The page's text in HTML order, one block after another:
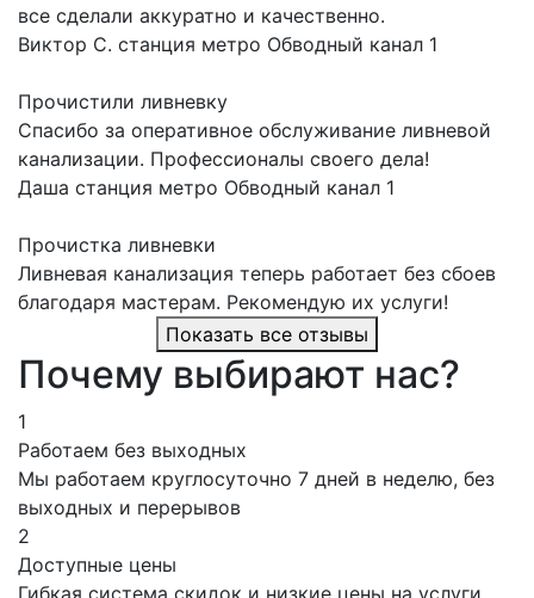
все сделали аккуратно и качественно.
Виктор С. станция метро Обводный канал 1
Прочистили ливневку
Спасибо за оперативное обслуживание ливневой
канализации. Профессионалы своего дела!
Даша станция метро Обводный канал 1
Прочистка ливневки
Ливневая канализация теперь работает без сбоев
благодаря мастерам. Рекомендую их услуги!
Показать все отзывы
Почему выбирают нас?
1
Работаем без выходных
Мы работаем круглосуточно 7 дней в неделю, без
выходных и перерывов
2
Доступные цены
Гибкая система скидок и низкие цены на услуги